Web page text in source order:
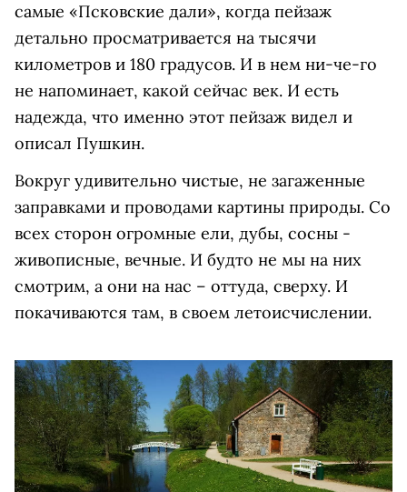
самые «Псковские дали», когда пейзаж
детально просматривается на тысячи
километров и 180 градусов. И в нем ни-че-го
не напоминает, какой сейчас век. И есть
надежда, что именно этот пейзаж видел и
описал Пушкин.
Вокруг удивительно чистые, не загаженные
заправками и проводами картины природы. Со
всех сторон огромные ели, дубы, сосны -
живописные, вечные. И будто не мы на них
смотрим, а они на нас – оттуда, сверху. И
покачиваются там, в своем летоисчислении.